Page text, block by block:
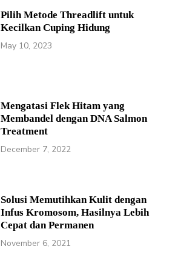
Pilih Metode Threadlift untuk
Kecilkan Cuping Hidung
May 10, 2023
Mengatasi Flek Hitam yang
Membandel dengan DNA Salmon
Treatment
December 7, 2022
Solusi Memutihkan Kulit dengan
Infus Kromosom, Hasilnya Lebih
Cepat dan Permanen
November 6, 2021